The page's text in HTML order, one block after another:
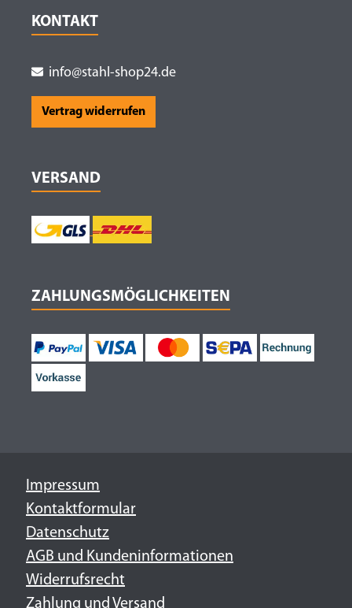
KONTAKT
info@stahl-shop24.de
Vertrag widerrufen
VERSAND
ZAHLUNGSMÖGLICHKEITEN
Impressum
Kontaktformular
Datenschutz
AGB und Kundeninformationen
Widerrufsrecht
Zahlung und Versand